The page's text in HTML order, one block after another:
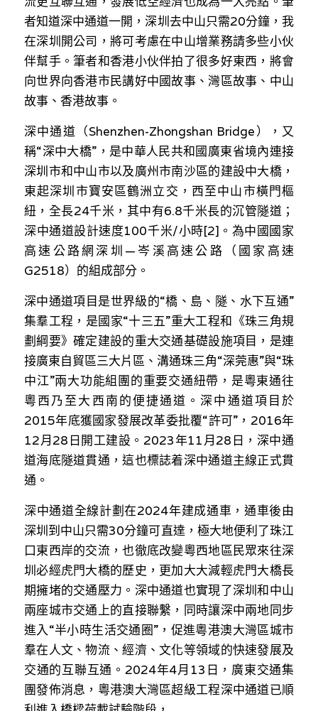
者知道深中通道一開，深圳去中山只需20分鐘，我
在深圳開公司，將可考慮在中山增業務請多些小伙
伴幫手。筆者和香港小伙伴拍了很多好東西，將會
向世界向香港市民講好中國故事、灣區故事、中山
故事、香港故事。
深中通道（Shenzhen-Zhongshan Bridge），又
稱“深中大橋”，是中華人民共和國廣東省境內連接
深圳市和中山市以及廣州市南沙區的建設中大橋，
東起深圳市寶安區鶴洲立交，西至中山市橫門樞
紐，全長24千米，其中有6.8千米長的沉管隧道；
深中通道設計速度100千米/小時[2]。為中國國家
高速公路網深圳—岑溪高速公路（國家高速
G2518）的組成部分。
深中通道項目是世界級的“橋、島、隧、水下互通”
集羣工程，是國家“十三五”重大工程和《珠三角規
劃綱要》確定建設的重大交通基礎設施項目，是連
接廣東自貿區三大片區、溝通珠三角“深莞惠”與“珠
中江”兩大功能組團的重要交通紐帶，是粵東通往
粵西乃至大西南的便捷通道。深中通道項目於
2015年底獲國家發展改革委批覆“許可”，2016年
12月28日開工建設。2023年11月28日，深中通
道海底隧道貫通，這也標誌着深中通道主線正式貫
通。
深中通道全線計劃在2024年建成通車，通車後由
深圳到中山只需30分鐘可直達，極大地便利了珠江
口東西岸的交流，也徹底改變粵西地區民眾來往深
圳必經虎門大橋的歷史，更加大大減輕虎門大橋長
期擁堵的交通壓力。深中通道也實現了深圳和中山
兩座城市交通上的直接聯繫，同時讓深中兩地同步
進入“半小時生活交通圈”，促進粵港澳大灣區城市
羣在人文、物流、經濟、文化等領域的快速發展及
交通的互聯互通。2024年4月13日，廣東交通集
團發佈消息，粵港澳大灣區超級工程深中通道已順